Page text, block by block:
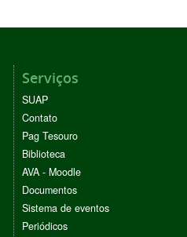
Serviços
SUAP
Contato
Pag Tesouro
Biblioteca
AVA - Moodle
Documentos
Sistema de eventos
Periódicos